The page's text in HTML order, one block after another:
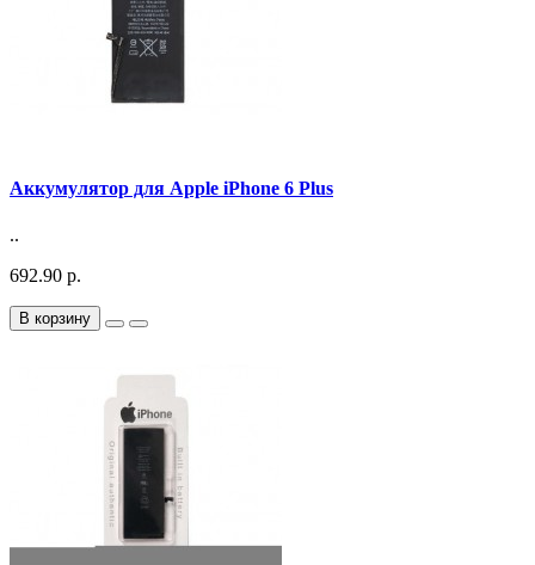
Аккумулятор для Apple iPhone 6 Plus
..
692.90 р.
В корзину